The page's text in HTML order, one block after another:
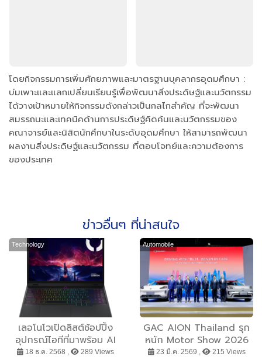
โดยกิจกรรมการเพิ่มศักยภาพและมาตรฐานบุคลากรอุดมศึกษา :
บ่มเพาะและแลกเปลี่ยนเรียนรู้เพื่อพัฒนาสิ่งประดิษฐ์และนวัตกรรม
ได้วางเป้าหมายให้กิจกรรมดังกล่าวเป็นกลไกสำคัญ ที่จะพัฒนา
สมรรถนะและเทคนิคด้านการประดิษฐ์คิดค้นและนวัตกรรมของ
คณาจารย์และนิสิตนักศึกษาในระดับอุดมศึกษา ให้สามารถพัฒนา
ผลงานสิ่งประดิษฐ์และนวัตกรรม ที่ตอบโจทย์และความต้องการ
ของประเทศ
ข่าวอื่นๆ ที่น่าสนใจ
Technology
เลอโนโวเปิดลิสต์ช้อปปิ้ง
อุปกรณ์ไอทีที่มาพร้อม AI
อัจฉริยะเพื่อมอบเป็นของ
18 ธ.ค. 2568 , 289 Views
Automobile
GAC AION Thailand รุก
หนัก Motor Show 2026
เปิดตัว AION V 500
23 มี.ค. 2569 , 215 Views